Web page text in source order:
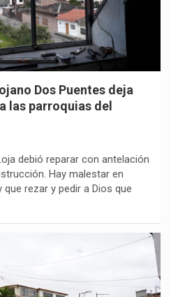
Dos Puentes deja
las parroquias del
debió reparar con antelación
Hay malestar en
rezar y pedir a Dios que